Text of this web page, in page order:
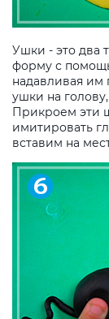
Ушки - это два
форму с
надавливая им
ушки на
Прикроем эти
имитировать
вставим на